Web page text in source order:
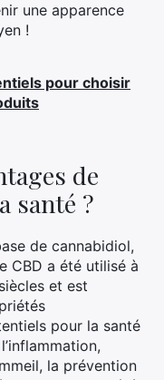
une apparence
!
pour choisir
de
santé ?
de cannabidiol,
CBD a été utilisé à
et est
pour la santé
la prévention